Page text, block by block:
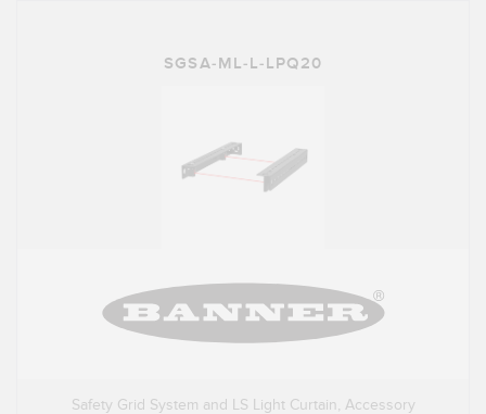
SGSA-ML-L-LPQ20
Safety Grid System and LS Light Curtain, Accessory